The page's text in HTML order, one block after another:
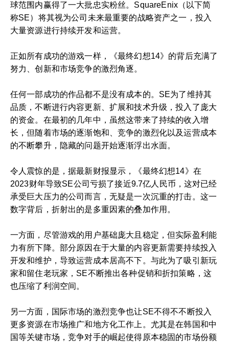
球范围内赢得了一大批忠实粉丝。SquareEnix（以下简
称SE）将其视为公司未来最重要的战略资产之一，投入
大量资源进行持续开发和运营。
正如所有成功的游戏一样，《最终幻想14》的背后充满了
努力、创新和市场竞争的激烈角逐。
任何一部成功的作品都不是没有成本的。SE为了维持其
品质，不断进行内容更新、扩展和技术升级，投入了庞大
的资金。在最初的几年中，虽然这带来了持续的收入增
长，但随着市场的逐渐饱和、竞争的激烈化以及运营成本
的不断攀升，隐藏的问题开始逐渐浮出水面。
令人震惊的是，据最新财报显示，《最终幻想14》在
2023财年导致SE公司亏损了接近9.7亿人民币，这对已经
承受巨大压力的公司而言，无疑是一次沉重的打击。这一
数字背后，折射出的是多重因素的叠加作用。
一方面，尽管游戏的用户基础庞大且稳定，但实际盈利能
力有所下降。部分原因在于大量的内容更新需要持续投入
开发和维护，导致运营成本居高不下。与此为了吸引新玩
家和留住老玩家，SE不断推出各种促销和折扣策略，这
也压缩了利润空间。
另一方面，国际市场的激烈竞争也让SE不得不不断投入
更多资源在市场推广和地方化工作上。尤其是在韩国和中
国等关键市场，竞争对手的崛起使得原本稳固的市场份额